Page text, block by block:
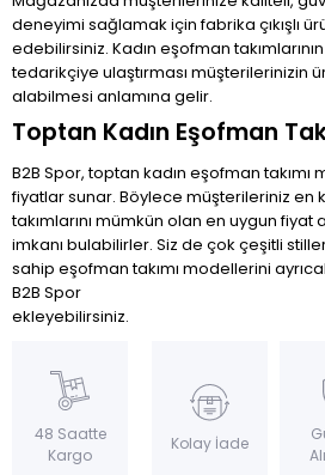
deneyimi sağlamak için fabrika çıkışlı
edebilirsiniz. Kadın eşofman
tedarikçiye ulaştırması müşterilerinizin
alabilmesi anlamına gelir.
Toptan Kadın Eşofman
B2B Spor, toptan kadın eşofman
fiyatlar sunar. Böylece müşterileriniz en
takımlarını mümkün olan en uygun fiyat
imkanı bulabilirler. Siz de çok çeşitli
sahip eşofman takımı modellerini
B2B Spor
ekleyebilirsiniz.
48 Saatte
Kargo
Kolay İade